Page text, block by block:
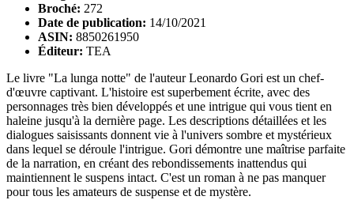
Broché: 272
Date de publication: 14/10/2021
ASIN: 8850261950
Éditeur: TEA
Le livre "La lunga notte" de l'auteur Leonardo Gori est un chef-
d'œuvre captivant. L'histoire est superbement écrite, avec des
personnages très bien développés et une intrigue qui vous tient en
haleine jusqu'à la dernière page. Les descriptions détaillées et les
dialogues saisissants donnent vie à l'univers sombre et mystérieux
dans lequel se déroule l'intrigue. Gori démontre une maîtrise parfaite
de la narration, en créant des rebondissements inattendus qui
maintiennent le suspens intact. C'est un roman à ne pas manquer
pour tous les amateurs de suspense et de mystère.